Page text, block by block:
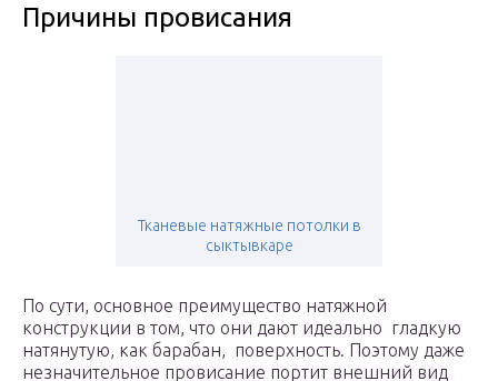
Причины провисания
Тканевые натяжные потолки в
сыктывкаре
По сути, основное преимущество натяжной
конструкции в том, что они дают идеально гладкую
натянутую, как барабан, поверхность. Поэтому даже
незначительное провисание портит внешний вид